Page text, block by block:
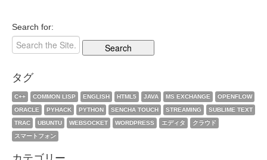
Search for:
タグ
C++ COMMON LISP ENGLISH HTML5 JAVA MS EXCHANGE
OPENFLOW
ORACLE
PYHACK PYTHON SENCHA TOUCH STREAMING
SUBLIME TEXT
TRAC
UBUNTU WEBSOCKET WORDPRESS エディタ
クラウド
スマートフォン